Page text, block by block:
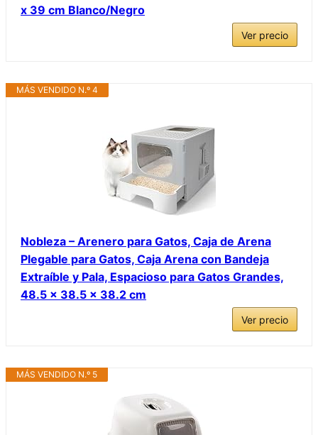
x 39 cm Blanco/Negro
Ver precio
MÁS VENDIDO N.º 4
Nobleza – Arenero para Gatos, Caja de Arena
Plegable para Gatos, Caja Arena con Bandeja
Extraíble y Pala, Espacioso para Gatos Grandes,
48.5 x 38.5 x 38.2 cm
Ver precio
MÁS VENDIDO N.º 5